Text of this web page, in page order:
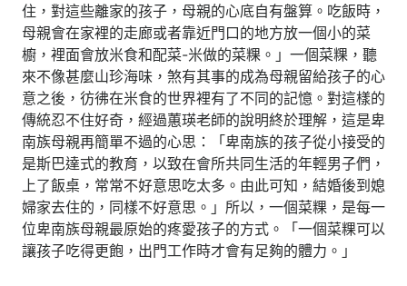
住，對這些離家的孩子，母親的心底自有盤算。吃飯時，
母親會在家裡的走廊或者靠近門口的地方放一個小的菜
櫥，裡面會放米食和配菜-米做的菜粿。」一個菜粿，聽
來不像甚麼山珍海味，煞有其事的成為母親留給孩子的心
意之後，彷彿在米食的世界裡有了不同的記憶。對這樣的
傳統忍不住好奇，經過蕙瑛老師的說明終於理解，這是卑
南族母親再簡單不過的心思：「卑南族的孩子從小接受的
是斯巴達式的教育，以致在會所共同生活的年輕男子們，
上了飯桌，常常不好意思吃太多。由此可知，結婚後到媳
婦家去住的，同樣不好意思。」所以，一個菜粿，是每一
位卑南族母親最原始的疼愛孩子的方式。「一個菜粿可以
讓孩子吃得更飽，出門工作時才會有足夠的體力。」